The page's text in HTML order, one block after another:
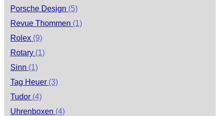
Porsche Design (5)
Revue Thommen (1)
Rolex (9)
Rotary (1)
Sinn (1)
Tag Heuer (3)
Tudor (4)
Uhrenboxen (4)